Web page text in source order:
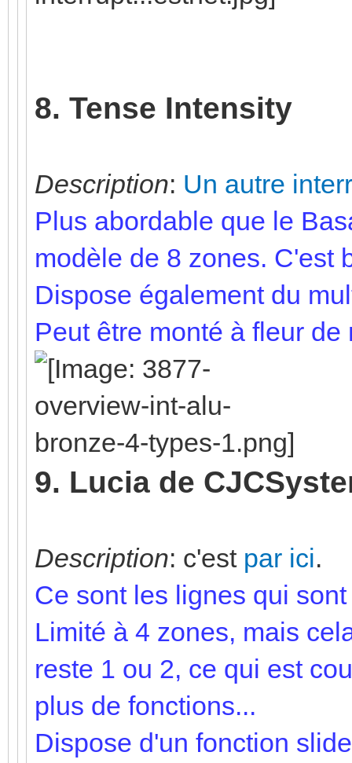
8. Tense Intensity
Description: Un autre
Plus abordable que le
modèle de 8 zones. C'est
Dispose également du
Peut être monté à fleur
9. Lucia de
Description: c'est par ici.
Ce sont les lignes qui
Limité à 4 zones, mais
reste 1 ou 2, ce qui est
plus de fonctions...
Dispose d'un fonction